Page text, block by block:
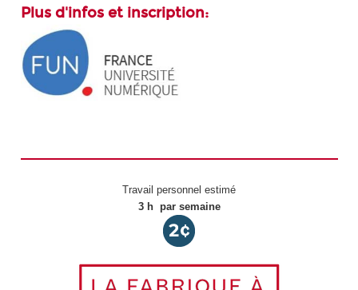
Plus d'infos et inscription:
Travail personnel estimé
3 h par semaine